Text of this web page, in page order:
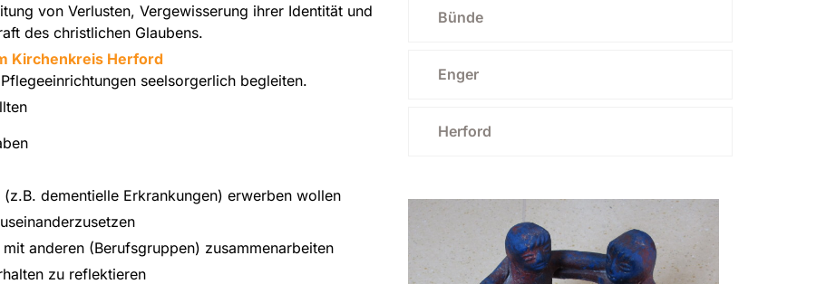
von Verlusten, Vergewisserung ihrer Identität und
des christlichen Glaubens.
Kirchenkreis Herford
seelsorgerlich begleiten.
dementielle Erkrankungen) erwerben wollen
anderen (Berufsgruppen) zusammenarbeiten
zu reflektieren
Bünde
Enger
Herford